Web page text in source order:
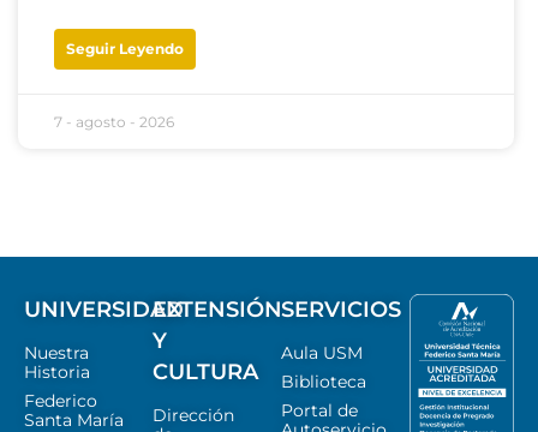
Seguir Leyendo
7 - agosto - 2026
UNIVERSIDAD
Nuestra
Historia
Federico
Santa María
EXTENSIÓN
Y
CULTURA
Dirección
SERVICIOS
Aula USM
Biblioteca
Portal de